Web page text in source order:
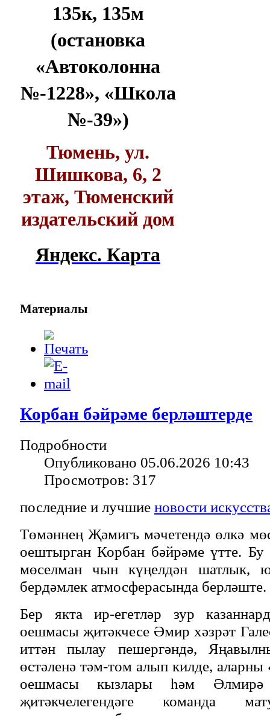
135к, 135м
(остановка
«Автоколонна
№-1228», «Школа
№-39»)
Тюмень, ул.
Шишкова, 6, 2
этаж, Тюменский
издательский дом
Яндекс. Карта
Материалы
Корбан бәйрәме берләштерде
Подробности
Опубликовано 05.06.2026 10:43
Просмотров: 317
последние и лучшие новости
Төмәннең Җәмигъ мәчетендә өлкә
оештырган Корбан бәйрәме үтте. Бу
мөселман чын күңелдән шатлык,
бердәмлек атмосферасында берләште.
Бер якта ир-егетләр зур
оешмасы җитәкчесе Әмир хәзрәт
иттән пылау пешергәндә,
өстәленә тәм-том алып килде,
оешмасы кызлары һәм Әлмирә
җитәкчелегендәге команда